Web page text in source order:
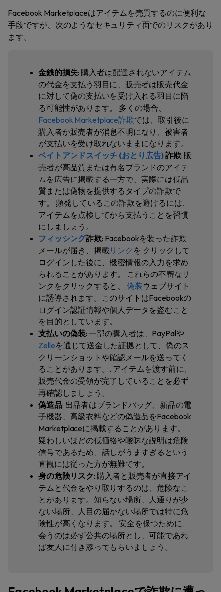
Facebook Marketplaceはアイテムを売買するのに便利な
手段ですが、次のようなセキュリティ面でのリスクがあり
ます。
金銭的損失: 購入者は配達されないアイテム
の代金を支払う羽目に、販売者は販売代金
に対して偽の支払いを受け入れる羽目に陥
る可能性があります。 多くの場合、
Facebook Marketplace詐欺では、取引後に
購入者か販売者が消息不明になり、被害者
が支払いを受け取れないままになります。
ベイトアンドスイッチ (おとり広告)詐欺: 販
売者が高品質または有名ブランドのアイテ
ムを広告に掲載する一方で、実際には低品
質または偽物を提供するタイプの詐欺で
す。 頻発しているこの詐欺を避けるには、
アイテムを点検してから支払うことを習慣
にしましょう。
フィッシング詐欺: Facebookを装った詐欺
メールが届き、掲載 リンク を クリックして
ログインした後に、機密情報の入力を求め
られることがあります。 これらの不審なリ
ンクをクリックすると、 偽装ウェブサイト
に誘導されます。このサイトはFacebookの
ログイン認証情報や個人データを盗むこと
を目的としています。
支払いの偽装: 一部の購入者は、PayPalや
Zelleを通じて送金した証拠として、偽のス
クリーンショットや確認メールを送ってく
ることがあります。 . アイテムを渡す前に、
販売代金の受領が完了していることを必ず
再確認しましょう。
偽造品: 出品者はブランドバッグ、新品の電
子機器、高級衣料などの偽造品をFacebook
Marketplaceに掲載することがあります。
疑わしいほどの低価格や曖昧な説明は危険
信号であるため、話しがうますぎるという
直観には従った方が無難です。
身の危険リスク: 購入者と販売者が直接アイ
テムと代金をやり取りするのは、危険なこ
とがあります。知らない場所、人通りが少
ない場所、人目の届かない場所では特に危
険性が高くなります。 安全を保つために、
会うのは必ず公共の場所とし、可能であれ
ば友人に付き添ってもらいましょう。